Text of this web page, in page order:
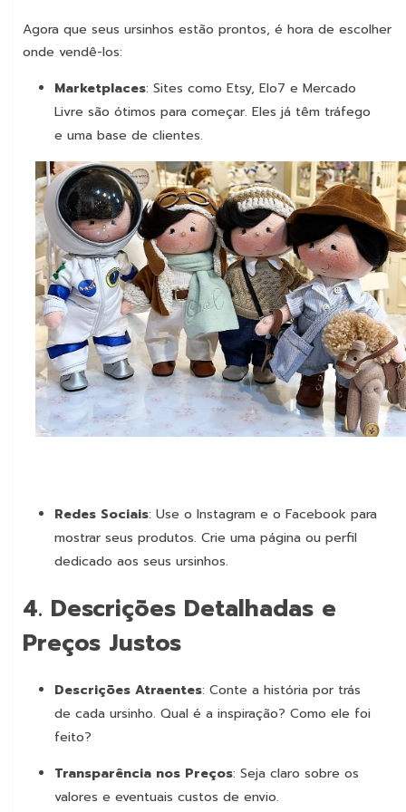
Agora que seus ursinhos estão prontos, é hora de escolher
onde vendê-los:
Marketplaces: Sites como Etsy, Elo7 e Mercado
Livre são ótimos para começar. Eles já têm tráfego
e uma base de clientes.
Redes Sociais: Use o Instagram e o Facebook para
mostrar seus produtos. Crie uma página ou perfil
dedicado aos seus ursinhos.
4. Descrições Detalhadas e
Preços Justos
Descrições Atraentes: Conte a história por trás
de cada ursinho. Qual é a inspiração? Como ele foi
feito?
Transparência nos Preços: Seja claro sobre os
valores e eventuais custos de envio.